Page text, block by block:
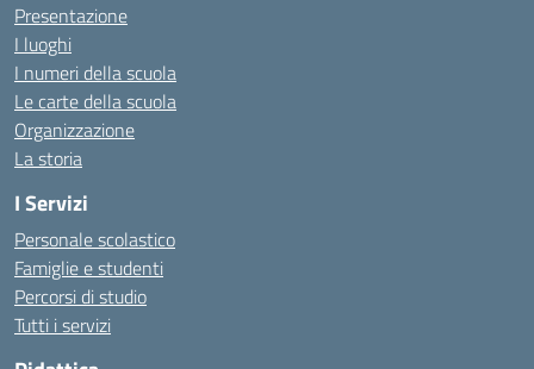
Presentazione
I luoghi
I numeri della scuola
Le carte della scuola
Organizzazione
La storia
I Servizi
Personale scolastico
Famiglie e studenti
Percorsi di studio
Tutti i servizi